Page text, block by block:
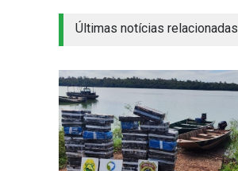
Últimas notícias relacionadas